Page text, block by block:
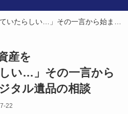
産を​
い…」​その​一言から​
タル遺品の​相談
22